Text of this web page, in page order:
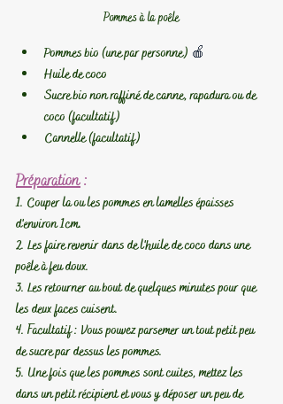
Pommes à la poêle
Pommes bio (une par personne) 🍎
Huile de coco
Sucre bio non raffiné de canne, rapadura ou de
coco (facultatif)
Cannelle (facultatif)
Préparation :
1. Couper la ou les pommes en lamelles épaisses
d'environ 1cm.
2. Les faire revenir dans de l'huile de coco dans une
poêle à feu doux.
3. Les retourner au bout de quelques minutes pour que
les deux faces cuisent.
4. Facultatif : Vous pouvez parsemer un tout petit peu
de sucre par dessus les pommes.
5. Une fois que les pommes sont cuites, mettez les
dans un petit récipient et vous y déposer un peu de